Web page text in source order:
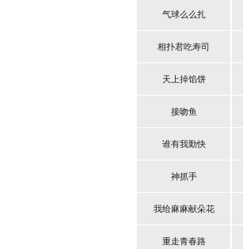
气球么么扎
相扑君吃寿司
天上掉馅饼
接吻鱼
谁有我勤快
神抓手
我给麻麻献朵花
重走青春路